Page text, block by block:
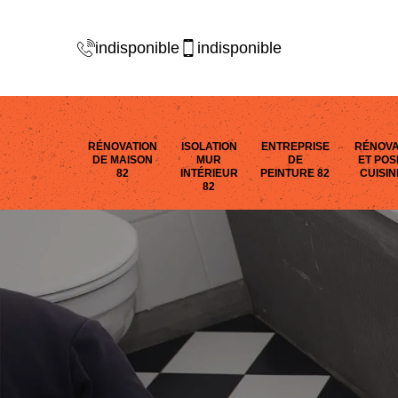
indisponible indisponible
RÉNOVATION
DE MAISON
82
ISOLATION
MUR
INTÉRIEUR
82
ENTREPRISE
DE
PEINTURE 82
ET